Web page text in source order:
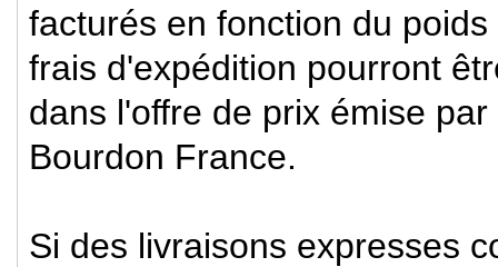
facturés en fonction du
frais d'expédition pourront
dans l'offre de prix émise
Bourdon France.
Si des livraisons expresses